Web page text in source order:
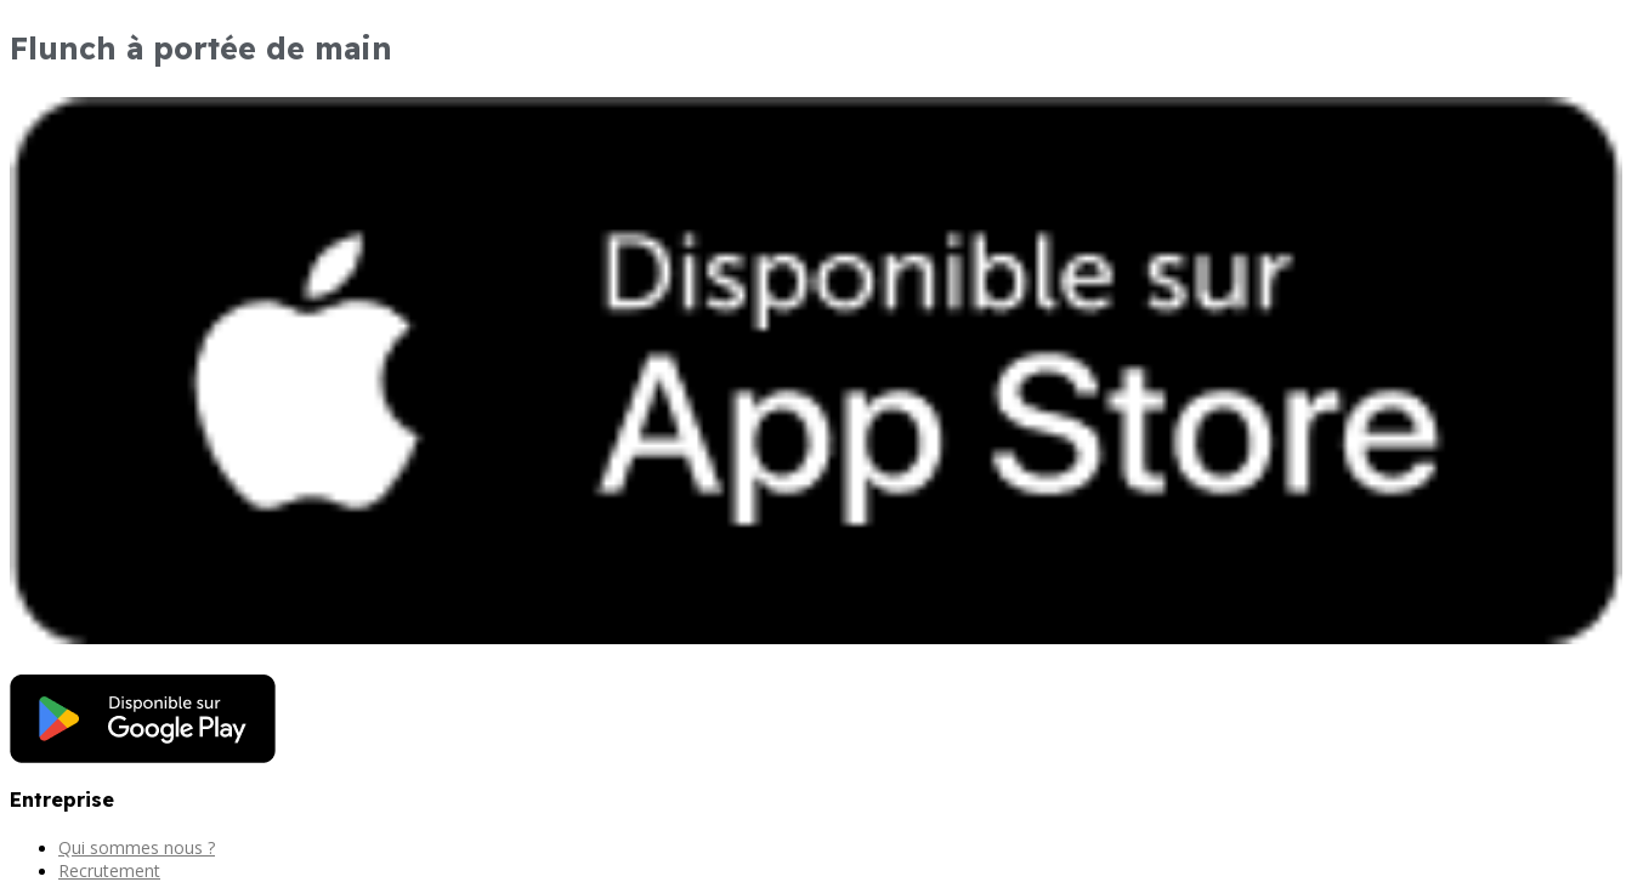
Flunch à portée de main
Entreprise
Qui sommes nous ?
Recrutement